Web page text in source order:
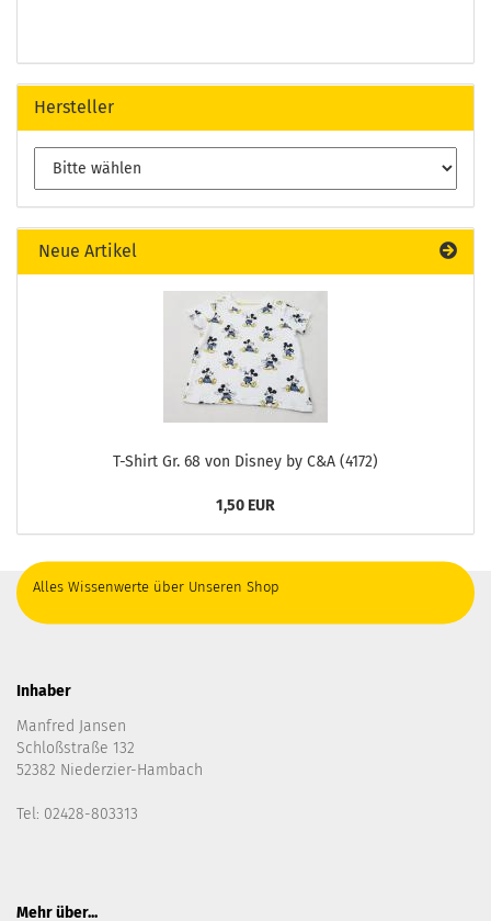
Hersteller
Neue Artikel
T-Shirt Gr. 68 von Disney by C&A (4172)
1,50 EUR
Alles Wissenwerte über Unseren Shop
Inhaber
Manfred Jansen
Schloßstraße 132
52382 Niederzier-Hambach
Tel: 02428-803313
Mehr über...